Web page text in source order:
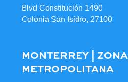
Blvd Constitución 1490
Colonia San Isidro, 27100
MONTERREY | ZONA
METROPOLITANA